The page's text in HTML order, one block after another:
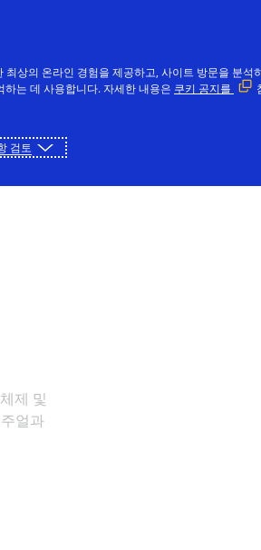
제 및
얼과
상의 온라인 경험을 제공하고, 사이트 방문을 분석
는 데 사용합니다. 자세한 내용은 쿠키 공지를
검토